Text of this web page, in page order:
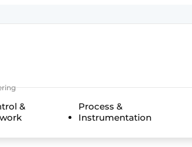
&
Process &
Instrumentation